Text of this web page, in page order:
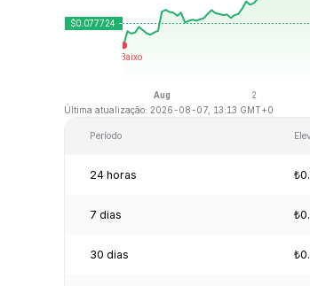
Última atualização: 2026-08-07, 13:13 GMT+0
Período
24 horas
7 dias
30 dias